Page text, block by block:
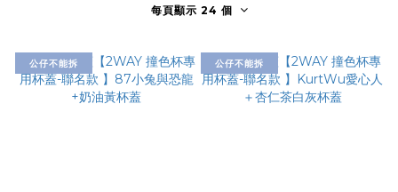
每頁顯示 24 個
公仔不能拆 公仔不能拆